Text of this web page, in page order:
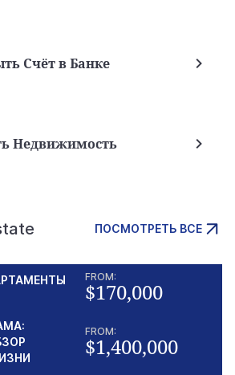
Счёт в Банке
Недвижимость
ПОСМОТРЕТЬ ВСЕ
FROM:
$170,000
FROM:
$1,400,000